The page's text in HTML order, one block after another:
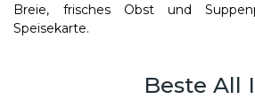
Breie, frisches Obst und
Speisekarte.
Beste All